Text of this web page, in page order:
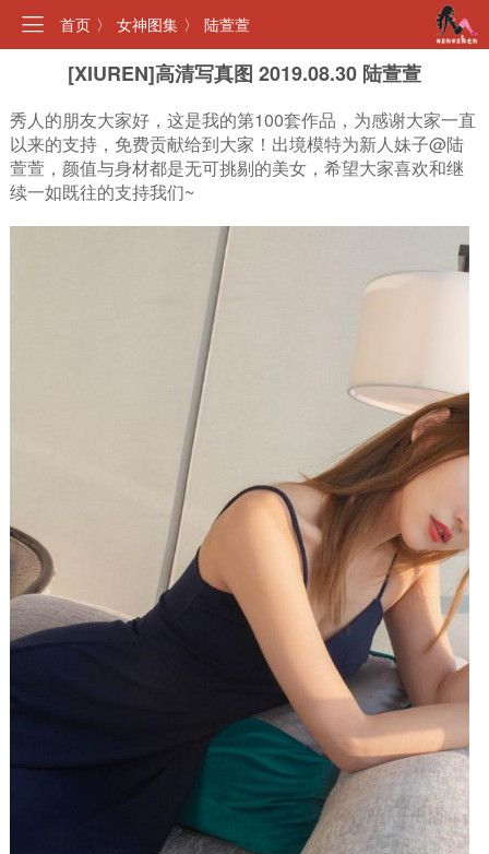
首页 〉 女神图集 〉 陆萱萱
[XIUREN]高清写真图 2019.08.30 陆萱萱
秀人的朋友大家好，这是我的第100套作品，为感谢大家一直
以来的支持，免费贡献给到大家！出境模特为新人妹子@陆
萱萱，颜值与身材都是无可挑剔的美女，希望大家喜欢和继
续一如既往的支持我们~